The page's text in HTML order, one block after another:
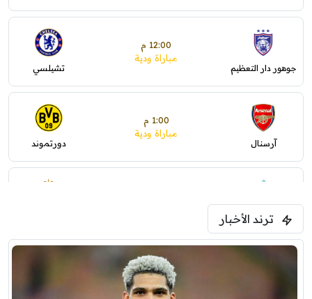
جوهور دار التعظيم
12:00 م
مباراة ودية
تشيلسي
آرسنال
1:00 م
مباراة ودية
دورتموند
ليفربول
ترند الأخبار